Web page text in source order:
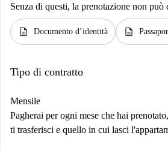
Senza di questi, la prenotazione non può
description Documento d’identità description
Tipo di contratto
Mensile
Pagherai per ogni mese che hai
ti trasferisci e quello in cui lasci